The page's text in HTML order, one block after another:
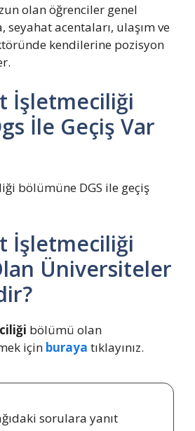
olan öğrenciler genel
acentaları, ulaşım ve
kendilerine pozisyon
İşletmeciliği
İle Geçiş Var
bölümüne DGS ile geçiş
İşletmeciliği
Üniversiteler
bölümü olan
için buraya tıklayınız.
sorulara yanıt